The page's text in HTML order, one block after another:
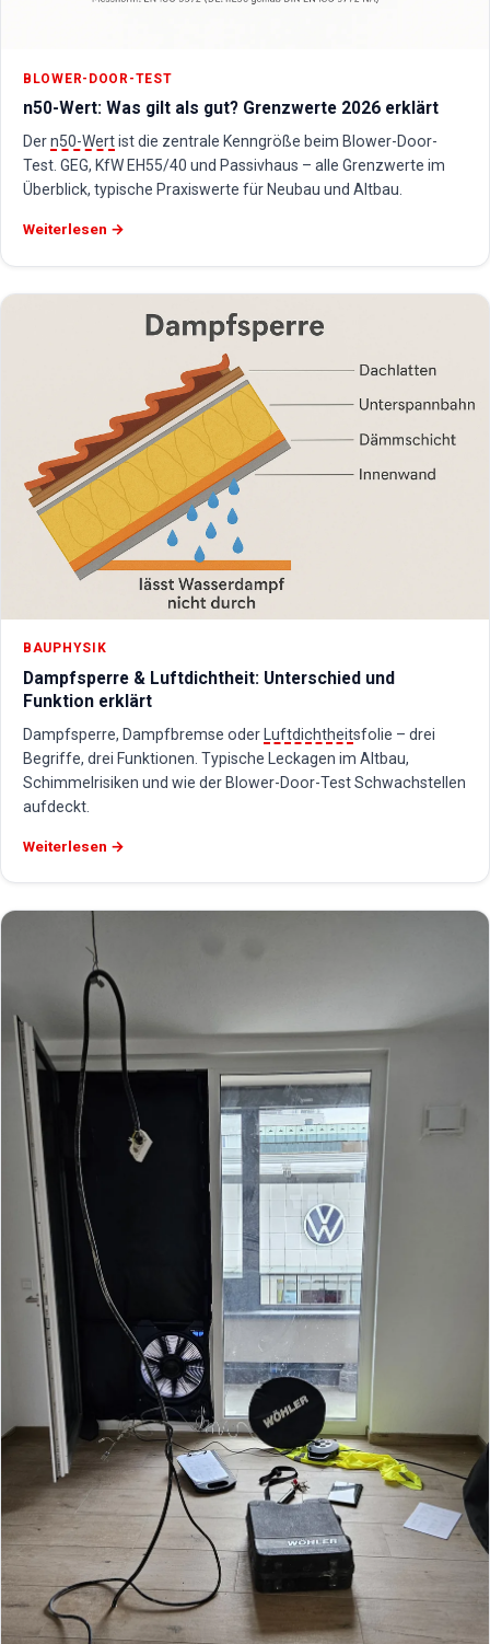
BLOWER-DOOR-TEST
n50-Wert: Was gilt als gut? Grenzwerte 2026 erklärt
Dern50-Wertist die zentrale Kenngröße beim Blower-Door-
Test. GEG, KfW EH55/40 und Passivhaus – alle Grenzwerte im
Überblick, typische Praxiswerte für Neubau und Altbau.
Weiterlesen →
BAUPHYSIK
Dampfsperre & Luftdichtheit: Unterschied und
Funktion erklärt
Dampfsperre, Dampfbremse oder Luftdichtheitsfolie – drei
Begriffe, drei Funktionen. Typische Leckagen im Altbau,
Schimmelrisiken und wie der Blower-Door-Test Schwachstellen
aufdeckt.
Weiterlesen →